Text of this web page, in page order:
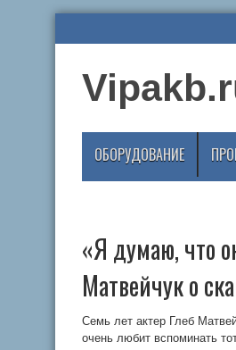
ОБОРУДОВАНИЕ
«Я думаю, что
Матвейчук о
Семь лет актер Глеб
очень любит вспоминать